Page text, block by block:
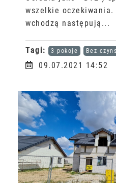
wszelkie oczekiwania.
wchodzą następują...
Tagi: 3 pokoje Bez
09.07.2021 14:52